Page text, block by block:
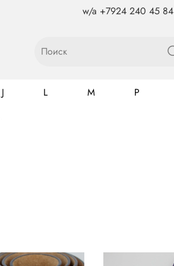
w/a +7924 240 45 84
J L M P